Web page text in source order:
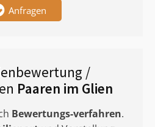
Anfragen
/
Paaren im Glien
Bewertungs-verfahren.